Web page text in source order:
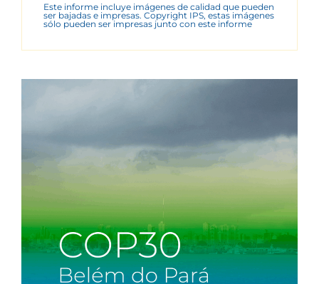
Este informe incluye imágenes de calidad que pueden
ser bajadas e impresas. Copyright IPS, estas imágenes
sólo pueden ser impresas junto con este informe